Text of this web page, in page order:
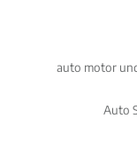
auto motor
Auto